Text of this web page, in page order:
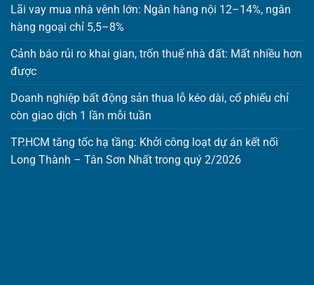
Lãi vay mua nhà vênh lớn: Ngân hàng nội 12–14%, ngân
hàng ngoại chỉ 5,5–8%
Cảnh báo rủi ro khai gian, trốn thuế nhà đất: Mất nhiều hơn
được
Doanh nghiệp bất động sản thua lỗ kéo dài, cổ phiếu chỉ
còn giao dịch 1 lần mỗi tuần
TP.HCM tăng tốc hạ tầng: Khởi công loạt dự án kết nối
Long Thành – Tân Sơn Nhất trong quý 2/2026